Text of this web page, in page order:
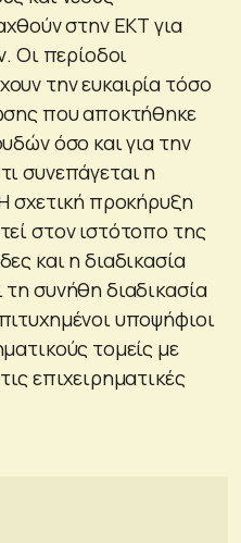
στην ΕΚΤ για
Οι περίοδοι
την ευκαιρία τόσο
που αποκτήθηκε
όσο και για την
συνεπάγεται η
σχετική προκήρυξη
στον ιστότοπο της
και η διαδικασία
συνήθη διαδικασία
υποψήφιοι
τομείς με
επιχειρηματικές